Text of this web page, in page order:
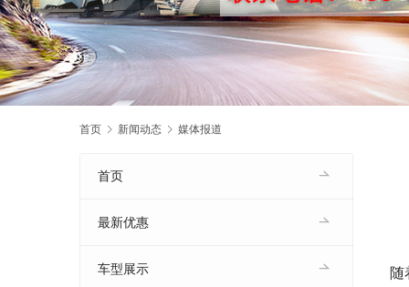
首页 新闻动态 媒体报道
随
首页
最新优惠
车型展示